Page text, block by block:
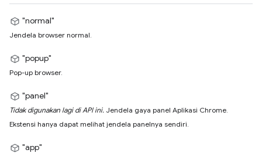
"normal"
Jendela browser normal.
"popup"
Pop-up browser.
"panel"
Tidak digunakan lagi di API ini. Jendela gaya panel Aplikasi Chrome.
Ekstensi hanya dapat melihat jendela panelnya sendiri.
"app"